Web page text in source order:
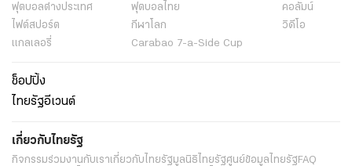
ฟุตบอลต่่างประเทศ ฟุตบอลไทย
คอลัมน์
ไฟต์สปอร์ต
กีฬาโลก
วิดีโอ
แกลเลอรี่
Carabao 7-a-Side Cup
ช็อปปิ้ง
ไทยรัฐอีเวนต์
เกี่ยวกับไทยรัฐ
กิจกรรมร่วมงานกับเราเกี่ยวกับไทยรัฐมูลนิธิไทยรัฐศูนย์ข้อมูลไทยรัฐFAQ